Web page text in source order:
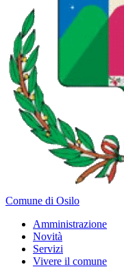
Comune di Osilo
Amministrazione
Novità
Servizi
Vivere il comune